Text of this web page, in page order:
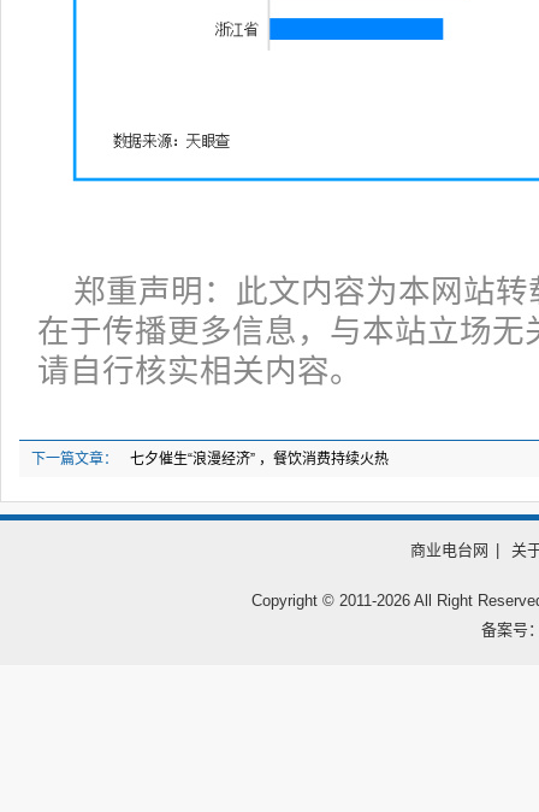
郑重声明：此文内容为本网站
在于传播更多信息，与本站立场
请自行核实相关内容。
下一篇文章： 七夕催生“浪漫经济” ，餐饮消费持续火热
商业电台网 | 关
Copyright © 2011-2026 All Right
备案号